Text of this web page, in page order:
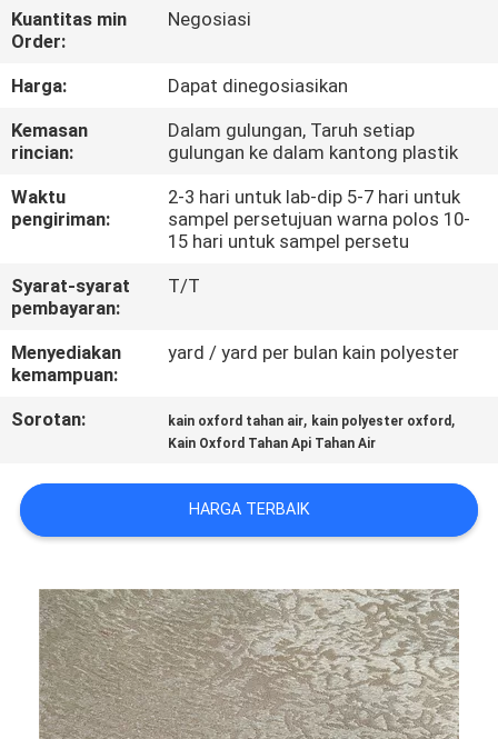
KONTROL
KUALITAS
HUBUNGI
KAMI
BERITA
KASUS
COMPANY
NEWS
SITEMAP
POLICY
Kuantitas min
Order:
Negosiasi
Harga:
Dapat dinegosiasikan
Kemasan
rincian:
Dalam gulungan, Taruh setiap
gulungan ke dalam kantong plastik
Waktu
pengiriman:
2-3 hari untuk lab-dip 5-7 hari untuk
sampel persetujuan warna polos 10-
15 hari untuk sampel persetu
Syarat-syarat
pembayaran:
T/T
Menyediakan
kemampuan:
yard / yard per bulan kain polyester
Sorotan: kain oxford tahan air, kain polyester oxford ,
Kain Oxford Tahan Api Tahan Air
HARGA TERBAIK